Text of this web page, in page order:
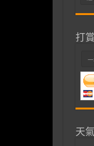
打賞
天氣